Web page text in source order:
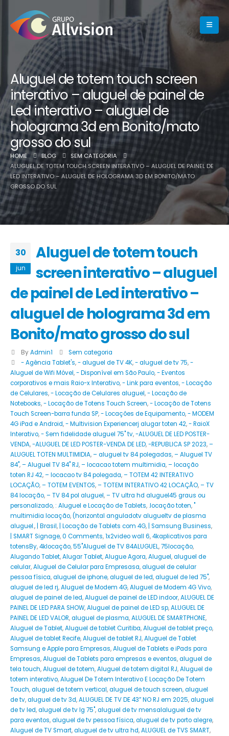
Aluguel de totem touch screen
interativo – aluguel de painel de
Led interativo – aluguel de
holograma 3d em Bonito/mato
grosso do sul
HOME BLOG
SEM CATEGORIA
ALUGUEL DE TOTEM TOUCH SCREEN INTERATIVO – ALUGUEL DE PAINEL DE
LED INTERATIVO – ALUGUEL DE HOLOGRAMA 3D EM BONITO/MATO
GROSSO DO SUL
30
jun
Aluguel de totem touch
screen interativo – aluguel
de painel de Led interativo –
aluguel de holograma 3d em
Bonito/mato grosso do sul
By Admin1
Sem categoria
- Agência Tablet's,- aluguel de TV 4K,- aluguel de tv 75,-
Aluguel de Wifi Móvel,- Disponível em São Paulo,- Eventos
corporativos e mais Raio-x Interativo,- Link para eventos,- Locação
de Celulares,- Locação de Celulares aluguel,- Locação de
Notebooks,- Locação de Totens Touch Screen,- Locação de Totens
Touch Screen-barra funda SP,- Locações de Equipamento,- MODEM
4G iPad e Android,- Multivision Experiencerj alugar toten 42,- RaioX
Interativo,- Sem fidelidade aluguel 75" tv,-ALUGUEL DE LED POSTER-
VENDA,-ALUGUEL DE LED POSTER-VENDA DE LED,-REPUBLICA SP 2023,–
ALUGUEL TOTEN MULTIMIDIA,– aluguel tv 84 polegadas,– Aluguel TV
84",– Aluguel TV 84" RJ,– locacao totem multimidia,– locação
toten RJ 42,– locacao tv 84 polegada,– TOTEM 42 INTERATIVO
LOCAÇÃO,– TOTEM EVENTOS,– TOTEM INTERATIVO 42 LOCAÇÃO,– TV
84 locação,– TV 84 pol aluguel,– TV ultra hd aluguel45 graus ou
personalizado, : Aluguel e Locação de Tablets, .locação toten,"
multimidia locação,(horizontal anguladotv alugueltv de plasma
aluguel., | Brasil, | Locação de Tablets com 4G, | Samsung Business,
| SMART Signage,0 Comments,1x2video wall 6,4kaplicativos para
totensBy,4klocação,55"Aluguel de TV 84ALUGUEL,75locação,
Alugando Tablet,Alugar Tablet,Alugue Agora,Aluguel,aluguel de
celular,Aluguel de Celular para Empresasa,aluguel de celular
pessoa física,aluguel de iphone,aluguel de led,aluguel de led 75",
aluguel de led rj,Aluguel de Modem 4G,Aluguel de Modem 4G Vivo,
aluguel de painel de led,Aluguel de painel de LED indoor,ALUGUEL DE
PAINEL DE LED PARA SHOW,Aluguel de painel de LED sp,ALUGUEL DE
PAINEL DE LED VALOR,aluguel de plasma,ALUGUEL DE SMARTPHONE,
Aluguel de Tablet,Aluguel de tablet Curitiba,Aluguel de tablet preço,
Aluguel de tablet Recife,Aluguel de tablet RJ,Aluguel de Tablet
Samsung e Apple para Empresas,Aluguel de Tablets e iPads para
Empresas,Aluguel de Tablets para empresas e eventos,aluguel de
tela touch,Aluguel de totem,Aluguel de totem digital RJ,Aluguel de
totem interativo,Aluguel De Totem Interativo E Locação De Totem
Touch,aluguel de totem vertical,aluguel de touch screen,aluguel
de tv,aluguel de tv 3d,ALUGUEL DE TV DE 43” NO RJ em 2025,aluguel
de tv led,aluguel de tv lg 75",aluguel de tv mensalaluguel de tv
para eventos,aluguel de tv pessoa física,aluguel de tv porto alegre,
Aluguel de TV Smart,aluguel de tv ultra hd,ALUGUEL de TVS SMART,